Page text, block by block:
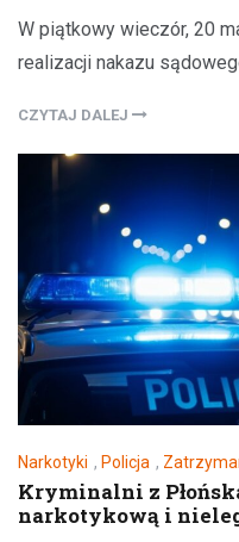
W piątkowy wieczór, 20
realizacji nakazu
CZYTAJ DALEJ
Narkotyki , Policja ,
Kryminalni z
narkotykową i